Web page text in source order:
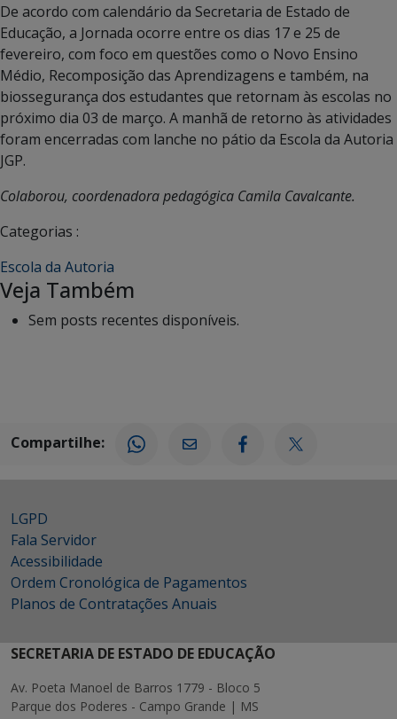
De acordo com calendário da Secretaria de Estado de
Educação, a Jornada ocorre entre os dias 17 e 25 de
fevereiro, com foco em questões como o Novo Ensino
Médio, Recomposição das Aprendizagens e também, na
biossegurança dos estudantes que retornam às escolas no
próximo dia 03 de março. A manhã de retorno às atividades
foram encerradas com lanche no pátio da Escola da Autoria
JGP.
Colaborou, coordenadora pedagógica Camila Cavalcante.
Categorias :
Escola da Autoria
Veja Também
Sem posts recentes disponíveis.
Compartilhe:
LGPD
Fala Servidor
Acessibilidade
Ordem Cronológica de Pagamentos
Planos de Contratações Anuais
SECRETARIA DE ESTADO DE EDUCAÇÃO
Av. Poeta Manoel de Barros 1779 - Bloco 5
Parque dos Poderes - Campo Grande | MS